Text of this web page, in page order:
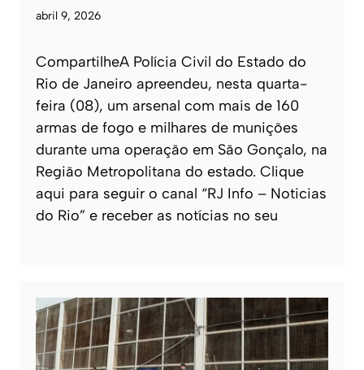
abril 9, 2026
CompartilheA Polícia Civil do Estado do
Rio de Janeiro apreendeu, nesta quarta-
feira (08), um arsenal com mais de 160
armas de fogo e milhares de munições
durante uma operação em São Gonçalo, na
Região Metropolitana do estado. Clique
aqui para seguir o canal “RJ Info – Noticias
do Rio” e receber as notícias no seu